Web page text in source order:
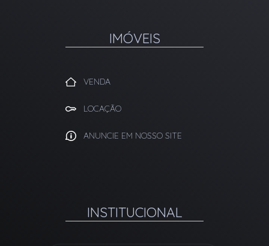
IMÓVEIS
VENDA
LOCAÇÃO
ANUNCIE EM NOSSO SITE
INSTITUCIONAL